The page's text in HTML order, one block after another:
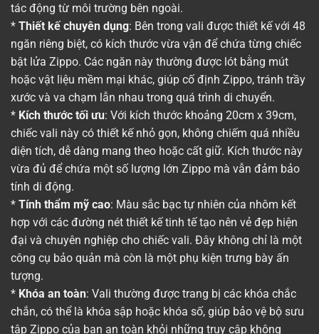
tác động từ môi trường bên ngoài.
* Thiết kế chuyên dụng: Bên trong vali được thiết kế với 48
ngăn riêng biệt, có kích thước vừa vặn để chứa từng chiếc
bật lửa Zippo. Các ngăn này thường được lót bằng mút
hoặc vật liệu mềm mại khác, giúp cố định Zippo, tránh trầy
xước và va chạm lẫn nhau trong quá trình di chuyển.
* Kích thước tối ưu: Với kích thước khoảng 20cm x 39cm,
chiếc vali này có thiết kế nhỏ gọn, không chiếm quá nhiều
diện tích, dễ dàng mang theo hoặc cất giữ. Kích thước này
vừa đủ để chứa một số lượng lớn Zippo mà vẫn đảm bảo
tính di động.
* Tính thẩm mỹ cao: Màu sắc bạc tự nhiên của nhôm kết
hợp với các đường nét thiết kế tinh tế tạo nên vẻ đẹp hiện
đại và chuyên nghiệp cho chiếc vali. Đây không chỉ là một
công cụ bảo quản mà còn là một phụ kiện trưng bày ấn
tượng.
* Khóa an toàn: Vali thường được trang bị các khóa chắc
chắn, có thể là khóa sập hoặc khóa số, giúp bảo vệ bộ sưu
tập Zippo của bạn an toàn khỏi những truy cập không